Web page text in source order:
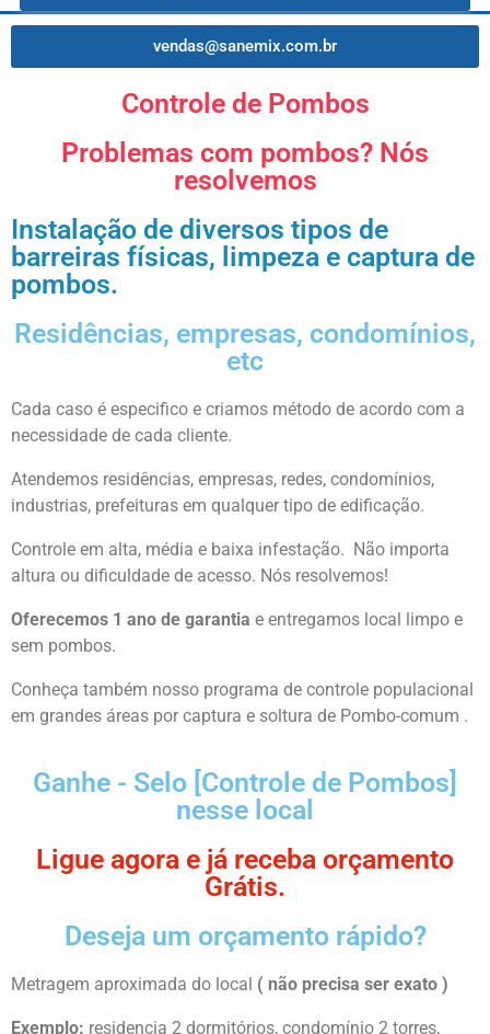
vendas@sanemix.com.br
Controle de Pombos
Problemas com pombos? Nós
resolvemos
Instalação de diversos tipos de
barreiras físicas, limpeza e captura de
pombos.
Residências, empresas, condomínios,
etc
Cada caso é especifico e criamos método de acordo com a
necessidade de cada cliente.
Atendemos residências, empresas, redes, condomínios,
industrias, prefeituras em qualquer tipo de edificação.
Controle em alta, média e baixa infestação. Não importa
altura ou dificuldade de acesso. Nós resolvemos!
Oferecemos 1 ano de garantia e entregamos local limpo e
sem pombos.
Conheça também nosso programa de controle populacional
em grandes áreas por captura e soltura de Pombo-comum .
Ganhe - Selo [Controle de Pombos]
nesse local
Ligue agora e já receba orçamento
Grátis.
Deseja um orçamento rápido?
Metragem aproximada do local ( não precisa ser exato )
Exemplo: residencia 2 dormitórios, condomínio 2 torres,